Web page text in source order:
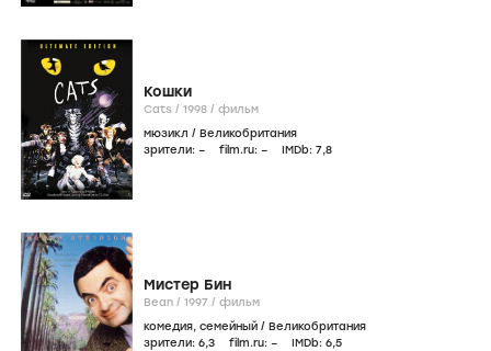
Кошки
Cats / 1998 / фильм
мюзикл / Великобритания
зрители: – film.ru: – IMDb: 7,8
Мистер Бин
Bean / 1997 / фильм
комедия, семейный / Великобритания
зрители: 6,3 film.ru: – IMDb: 6,5